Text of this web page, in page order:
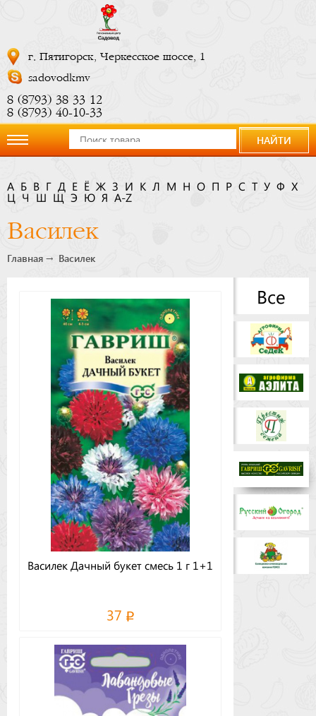
г. Пятигорск, Черкесское шоссе, 1
sadovodkmv
8 (8793) 38 33 12
8 (8793) 40-10-33
компании
Новости
сейчас
Доставка
Оптовикам
НАЙТИ
А Б В Г Д Е Ё Ж З И К Л М Н О П Р С Т У Ф
Х
Ч Э Ю Я A-Z
Василек
Главная Василек
Василек Дачный букет смесь 1 г 1+1
37
Все